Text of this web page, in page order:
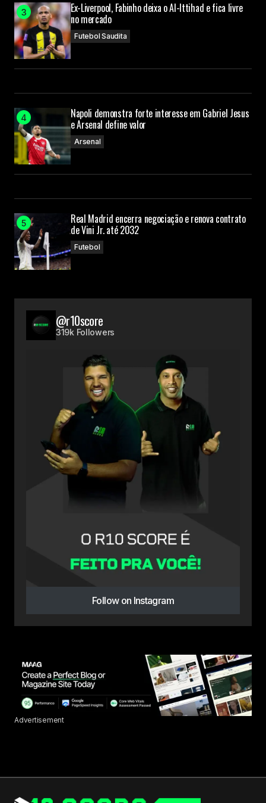
Ex-Liverpool, Fabinho deixa o Al-Ittihad e fica livre
no mercado
Futebol Saudita
Napoli demonstra forte interesse em Gabriel Jesus
e Arsenal define valor
Arsenal
Real Madrid encerra negociação e renova contrato
de Vini Jr. até 2032
Futebol
@r10score
319k Followers
Follow on Instagram
Advertisement